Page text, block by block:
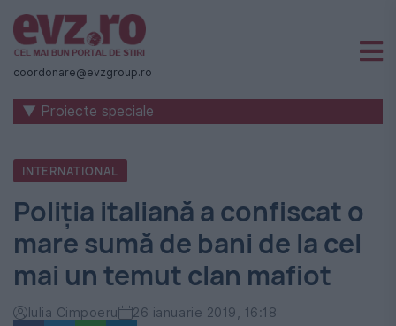
Știri
naționale
internaționale
România
-
Evenimentul
Zilei
coordonare@evzgroup.ro
▼ Proiecte speciale
INTERNATIONAL
Poliția italiană a confiscat o
mare sumă de bani de la cel
mai un temut clan mafiot
Iulia Cimpoeru 26 ianuarie 2019, 16:18